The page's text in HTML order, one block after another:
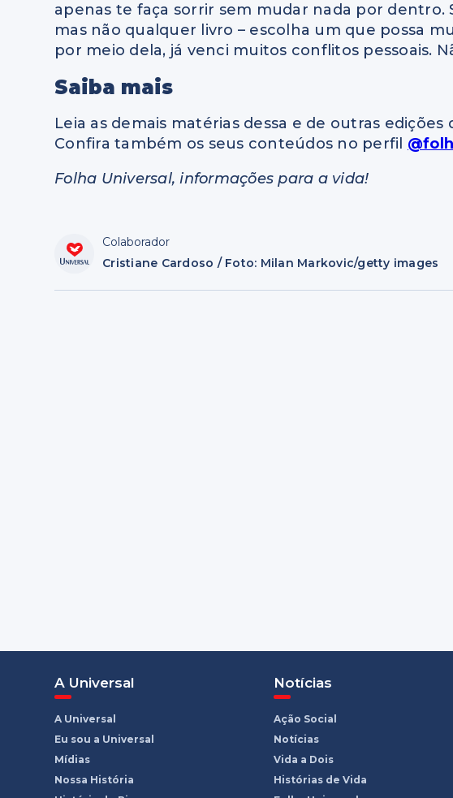
apenas te faça sorrir sem mudar nada por dentro.
mas não qualquer livro – escolha um que possa
por meio dela, já venci muitos conflitos pessoais.
Saiba mais
Leia as demais matérias dessa e de outras edições
Confira também os seus conteúdos no perfil
Folha Universal, informações para a vida!
Colaborador
Cristiane Cardoso / Foto: Milan Markovic/getty images
A Universal
A Universal
Eu sou a Universal
Mídias
Nossa História
Notícias
Ação Social
Notícias
Vida a Dois
Histórias de Vida